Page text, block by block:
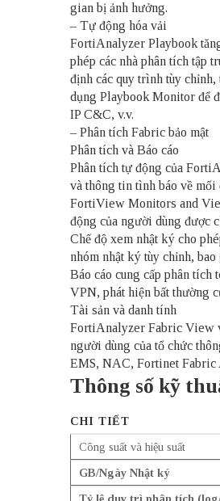
gian bị ảnh hưởng.
– Tự động hóa vải
FortiAnalyzer Playbook
phép các nhà phân tích tập
định các quy trình tùy
dụng Playbook Monitor để
IP C&C, v.v.
– Phân tích Fabric bảo mật
Phân tích và Báo cáo
Phân tích tự động của
và thông tin tình báo về
FortiView Monitors and
động của người dùng được
Chế độ xem nhật ký cho
nhóm nhật ký tùy chỉnh,
Báo cáo cung cấp phân tích
VPN, phát hiện bất thường
Tài sản và danh tính
FortiAnalyzer Fabric View
người dùng của tổ chức
EMS, NAC, Fortinet Fabric
Thông số kỹ
CHI TIẾT
Công suất và hiệu suất
GB/Ngày Nhật ký